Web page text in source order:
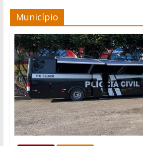
Município